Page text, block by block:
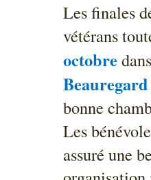
Les finales
vétérans
octobre
Beauregard
bonne
Les
assuré une